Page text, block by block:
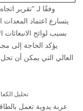
بسبب لوائح
يؤكد الحاجة إلى
العالي التي يمكن أن
تحليل
عربة يدوية تعمل